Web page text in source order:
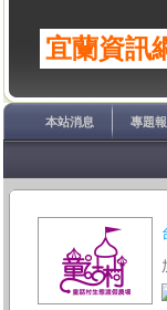
宜蘭資訊
本站消息 專題